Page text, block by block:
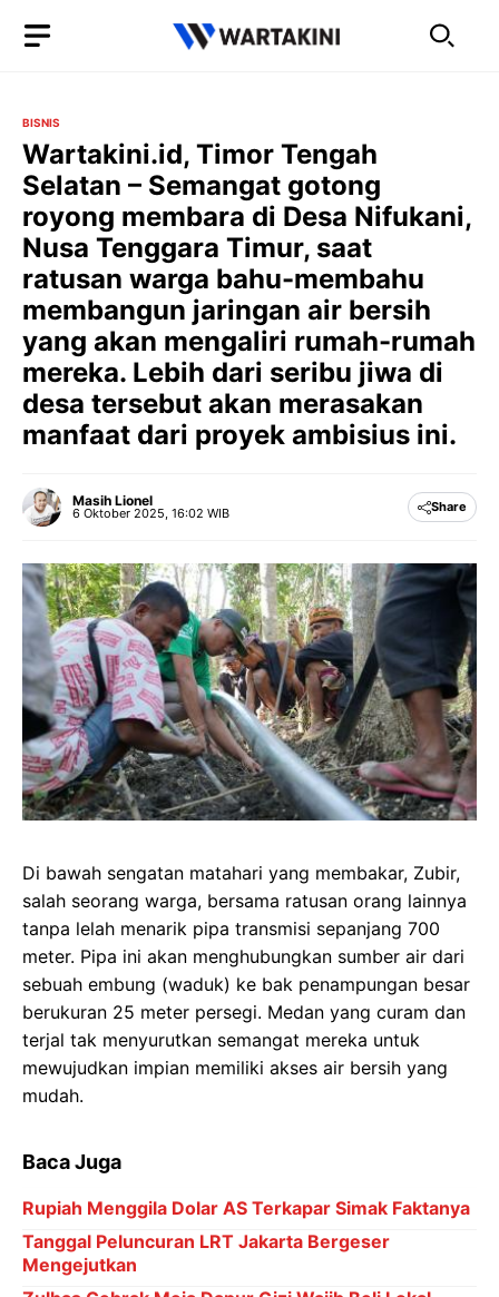
BISNIS
Wartakini.id, Timor Tengah
Selatan – Semangat gotong
royong membara di Desa Nifukani,
Nusa Tenggara Timur, saat
ratusan warga bahu-membahu
membangun jaringan air bersih
yang akan mengaliri rumah-rumah
mereka. Lebih dari seribu jiwa di
desa tersebut akan merasakan
manfaat dari proyek ambisius ini.
Masih Lionel
6 Oktober 2025, 16:02 WIB Share
Di bawah sengatan matahari yang membakar, Zubir,
salah seorang warga, bersama ratusan orang lainnya
tanpa lelah menarik pipa transmisi sepanjang 700
meter. Pipa ini akan menghubungkan sumber air dari
sebuah embung (waduk) ke bak penampungan besar
berukuran 25 meter persegi. Medan yang curam dan
terjal tak menyurutkan semangat mereka untuk
mewujudkan impian memiliki akses air bersih yang
mudah.
Baca Juga
Rupiah Menggila Dolar AS Terkapar Simak Faktanya
Tanggal Peluncuran LRT Jakarta Bergeser
Mengejutkan